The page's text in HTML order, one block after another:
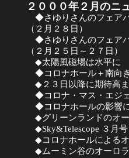
２０００年２月のニ
◆さゆりさんのフェア
（２月２８日）
◆さゆりさんのフェア
（２月２５日～２７日）
◆太陽風磁場は水平に
◆コロナホール＋南向
◆２３日以降に期待高
◆コロナ・マス・エジ
◆コロナホールの影響
◆グリーンランドのオ
◆Sky&Telescope ３月号
◆コロナホールによる
◆ムーミン谷のオーロラ